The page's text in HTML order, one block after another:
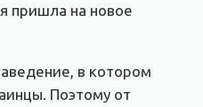
пришла на новое
в котором
Поэтому от